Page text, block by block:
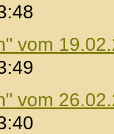
vom
vom